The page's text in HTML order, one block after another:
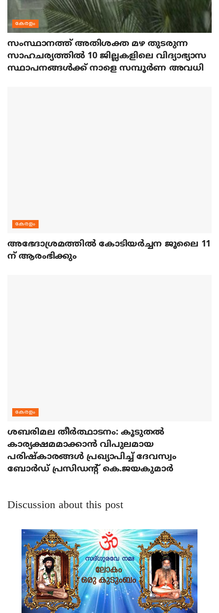
കേരളം
സംസ്ഥാനത്ത് അതിശക്ത മഴ തുടരുന്ന
സാഹചര്യത്തിൽ 10 ജില്ലകളിലെ വിദ്യാഭ്യാസ
സ്ഥാപനങ്ങൾക്ക് നാളെ സമ്പൂർണ അവധി
കേരളം
അഭേദാശ്രമത്തില്‍ കോടിയര്‍ച്ചന ജൂലൈ 11
ന് ആരംഭിക്കും
കേരളം
ശബരിമല തീര്‍ത്ഥാടനം: കൂടുതല്‍
കാര്യക്ഷമമാക്കാന്‍ വിപുലമായ
പരിഷ്‌കാരങ്ങള്‍ പ്രഖ്യാപിച്ച് ദേവസ്വം
ബോര്‍ഡ് പ്രസിഡന്റ് കെ.ജയകുമാര്‍
Discussion about this post